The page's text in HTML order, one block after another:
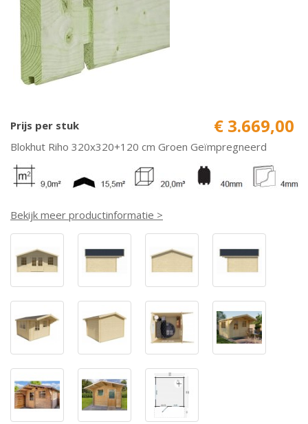
Prijs per stuk € 3.669,00
Blokhut Riho 320x320+120 cm Groen Geïmpregneerd
Bekijk meer productinformatie >